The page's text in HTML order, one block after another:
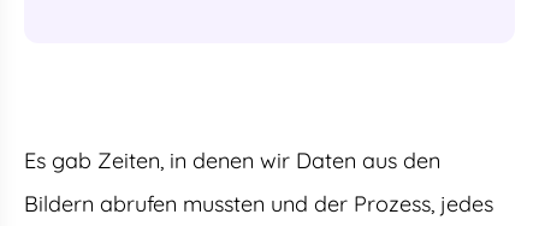
Es gab Zeiten, in denen wir Daten aus den
Bildern abrufen mussten und der Prozess, jedes